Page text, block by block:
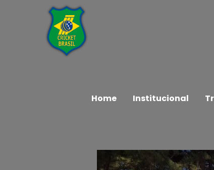
Home Institucional